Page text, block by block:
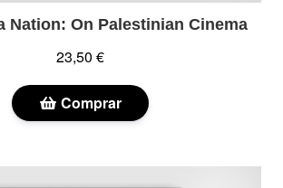
Nation: On Palestinian Cinema
23,50 €
Comprar